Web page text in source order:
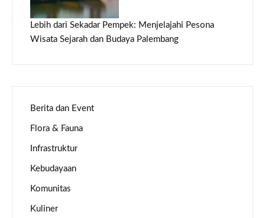
Lebih dari Sekadar Pempek: Menjelajahi Pesona
Wisata Sejarah dan Budaya Palembang
Berita dan Event
Flora & Fauna
Infrastruktur
Kebudayaan
Komunitas
Kuliner